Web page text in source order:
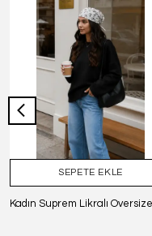
SEPETE EKLE